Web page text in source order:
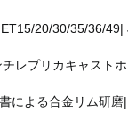
20/30/35/36/49|
レプリカキャストホ
による合金リム研磨|